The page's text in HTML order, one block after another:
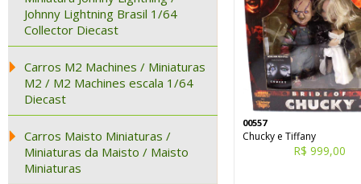
Johnny Lightning Brasil 1/64
Collector Diecast
Carros M2 Machines / Miniaturas
M2 / M2 Machines escala 1/64
Diecast
Carros Maisto Miniaturas /
Miniaturas da Maisto / Maisto
Miniaturas
00557
Chucky e Tiffany
R$ 999,00